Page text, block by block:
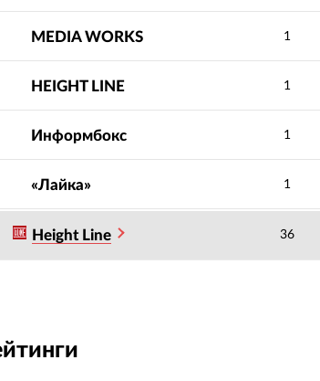
MEDIA WORKS 1
HEIGHT LINE 1
Информбокс 1
«Лайка» 1
Height Line 36